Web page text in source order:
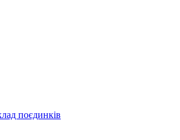
поєдинків